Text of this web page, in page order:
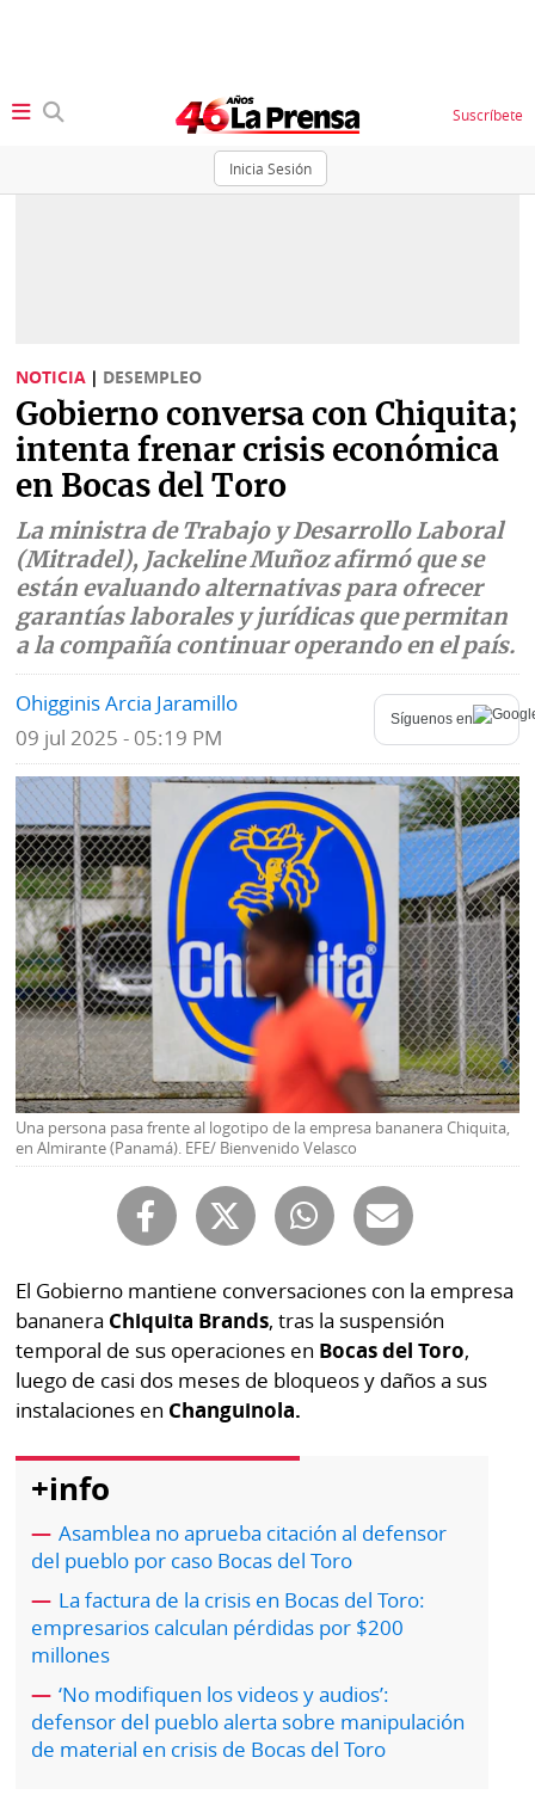
Inicia Sesión
Suscríbete
Sociedad
Judiciales
Política
Economía
Mundo
Deportes
Ponle
la
Firma
K
Vivir+
Opinión
Blogs
Fotografías
Videos
Fe
de
erratas
Historias
SERVICIOS
E-
Paper
Buscador
Comunicados
Catálogos
Kiosko
digital
Luctuosas
Contenido
de
marcas
RSS
Temas
Autores
al
lector
Buenas
prácticas
OTROS
SITIOS
Metro
por
Metro
Tienda
Panamá
Mi
Diario
Ellas
Club
La
NOTICIA | DESEMPLEO
Gobierno conversa con Chiquita;
intenta frenar crisis económica
en Bocas del Toro
La ministra de Trabajo y Desarrollo Laboral
(Mitradel), Jackeline Muñoz afirmó que se
están evaluando alternativas para ofrecer
garantías laborales y jurídicas que permitan
a la compañía continuar operando en el país.
Ohigginis Arcia Jaramillo
09 jul 2025 - 05:19 PM
Síguenos en
Una persona pasa frente al logotipo de la empresa bananera Chiquita,
en Almirante (Panamá). EFE/ Bienvenido Velasco
El Gobierno mantiene conversaciones con la empresa
bananera Chiquita Brands, tras la suspensión
temporal de sus operaciones en Bocas del Toro,
luego de casi dos meses de bloqueos y daños a sus
instalaciones en Changuinola.
+info
Asamblea no aprueba citación al defensor
del pueblo por caso Bocas del Toro
La factura de la crisis en Bocas del Toro:
empresarios calculan pérdidas por $200
millones
‘No modifiquen los videos y audios’:
defensor del pueblo alerta sobre manipulación
de material en crisis de Bocas del Toro